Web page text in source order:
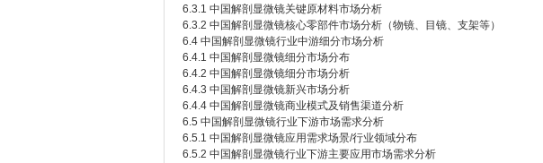
6.3.1 中国解剖显微镜关键原材料市场分析
6.3.2 中国解剖显微镜核心零部件市场分析（物镜、目镜、支架等）
6.4 中国解剖显微镜行业中游细分市场分析
6.4.1 中国解剖显微镜细分市场分布
6.4.2 中国解剖显微镜细分市场分析
6.4.3 中国解剖显微镜新兴市场分析
6.4.4 中国解剖显微镜商业模式及销售渠道分析
6.5 中国解剖显微镜行业下游市场需求分析
6.5.1 中国解剖显微镜应用需求场景/行业领域分布
6.5.2 中国解剖显微镜行业下游主要应用市场需求分析